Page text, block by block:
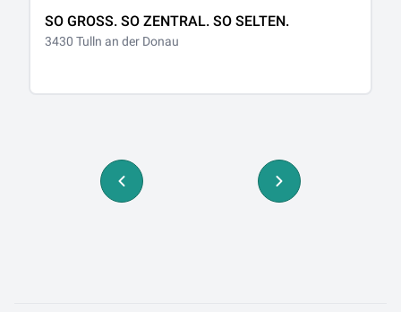
SO GROSS. SO ZENTRAL. SO SELTEN.
3430 Tulln an der Donau